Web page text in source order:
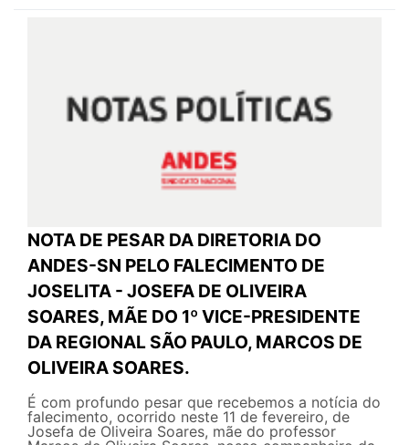
NOTA DE PESAR DA DIRETORIA DO
ANDES-SN PELO FALECIMENTO DE
JOSELITA - JOSEFA DE OLIVEIRA
SOARES, MÃE DO 1º VICE-PRESIDENTE
DA REGIONAL SÃO PAULO, MARCOS DE
OLIVEIRA SOARES.
É com profundo pesar que recebemos a notícia do
falecimento, ocorrido neste 11 de fevereiro, de
Josefa de Oliveira Soares, mãe do professor